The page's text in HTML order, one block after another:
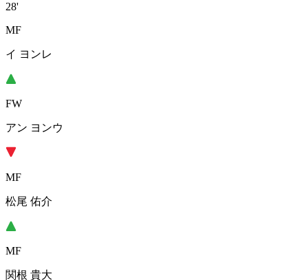
28'
MF
イ ヨンレ
FW
アン ヨンウ
MF
松尾 佑介
MF
関根 貴大